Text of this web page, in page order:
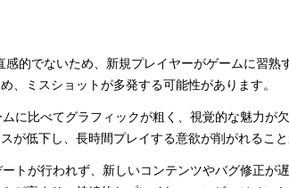
的でないため、新規プレイヤーがゲームに習熟
、ミスショットが多発する可能性があります。
に比べてグラフィックが粗く、視覚的な魅力が
が低下し、長時間プレイする意欲が削がれること
トが行われず、新しいコンテンツやバグ修正が